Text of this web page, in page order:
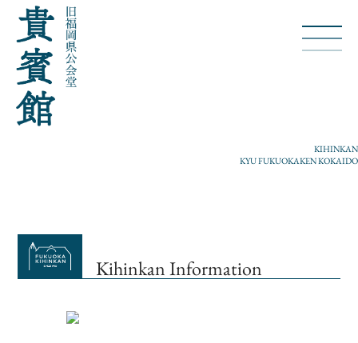
KIHINKAN
KYU FUKUOKAKEN KOKAIDO
Kihinkan Information